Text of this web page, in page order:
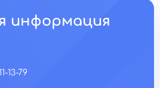
информация
13-79